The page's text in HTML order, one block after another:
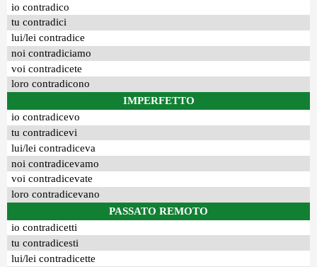
io contradico
tu contradici
lui/lei contradice
noi contradiciamo
voi contradicete
loro contradicono
IMPERFETTO
io contradicevo
tu contradicevi
lui/lei contradiceva
noi contradicevamo
voi contradicevate
loro contradicevano
PASSATO REMOTO
io contradicetti
tu contradicesti
lui/lei contradicette